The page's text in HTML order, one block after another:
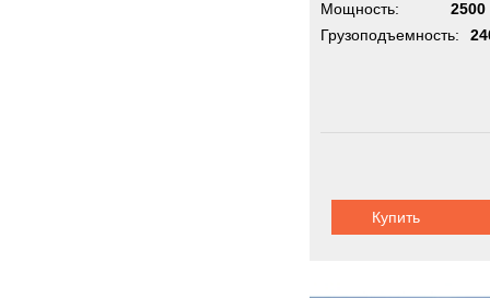
Мощность:
2500
Грузоподъемность:
Купить